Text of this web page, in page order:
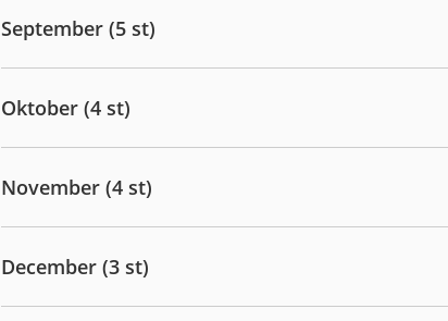
September (5 st)
Oktober (4 st)
November (4 st)
December (3 st)